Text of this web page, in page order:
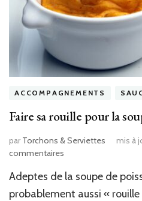
ACCOMPAGNEMENTS
Faire sa rouille pour la
par Torchons & Serviettes mis à
commentaires
sa
rouille
Adeptes de la soupe de
probablement aussi «